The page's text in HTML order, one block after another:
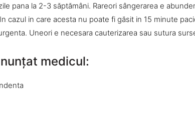
pana la 2-3 săptămâni. Rareori sângerarea e
cazul in care acesta nu poate fi găsit in 15 minute
Uneori e necesara cauterizarea sau sutura
medicul: